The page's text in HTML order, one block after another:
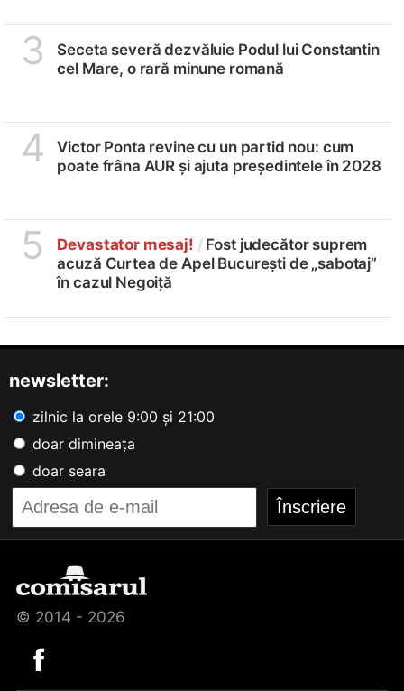
3
Seceta severă dezvăluie Podul lui Constantin
cel Mare, o rară minune romană
4
Victor Ponta revine cu un partid nou: cum
poate frâna AUR și ajuta președintele în 2028
5 Devastator mesaj! / Fost judecător suprem
acuză Curtea de Apel București de „sabotaj”
în cazul Negoiță
newsletter:
zilnic la orele 9:00 și 21:00
doar dimineața
doar seara
© 2014 - 2026